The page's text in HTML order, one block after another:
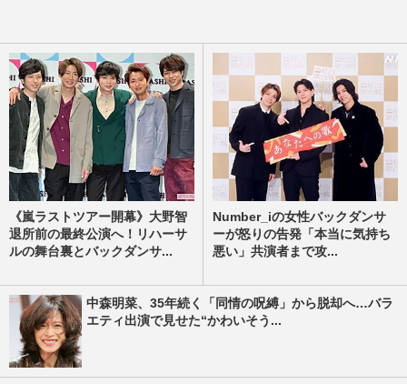
《嵐ラストツアー開幕》大野智
退所前の最終公演へ！リハーサ
ルの舞台裏とバックダンサ...
Number_iの女性バックダンサ
ーが怒りの告発「本当に気持ち
悪い」共演者まで攻...
中森明菜、35年続く「同情の呪縛」から脱却へ…バラ
エティ出演で見せた“かわいそう...